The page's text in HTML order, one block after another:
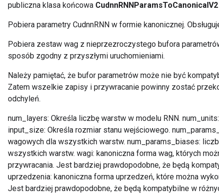
publiczna klasa końcowa CudnnRNNParamsToCanonicalV2
Pobiera parametry CudnnRNN w formie kanonicznej.
Pobiera zestaw wag z nieprzezroczystego bufora
sposób zgodny z przyszłymi uruchomieniami.
Należy pamiętać, że bufor parametrów może nie być
Zatem wszelkie zapisy i przywracanie powinny zostać
odchyleń.
num_layers: Określa liczbę warstw w modelu RNN.
input_size: Określa rozmiar stanu wejściowego.
wagowych dla wszystkich warstw. num_params_biases:
wszystkich warstw. wagi: kanoniczna forma wag, których
przywracania. Jest bardziej prawdopodobne, że będą
uprzedzenia: kanoniczna forma uprzedzeń, które można
Jest bardziej prawdopodobne, że będą kompatybilne w